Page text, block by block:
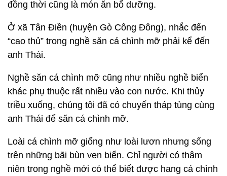
đồng thời cũng là món ăn bổ dưỡng.
Ở xã Tân Điền (huyện Gò Công Đông), nhắc đến
“cao thủ” trong nghề săn cá chình mỡ phải kể đến
anh Thái.
Nghề săn cá chình mỡ cũng như nhiều nghề biển
khác phụ thuộc rất nhiều vào con nước. Khi thủy
triều xuống, chúng tôi đã có chuyến tháp tùng cùng
anh Thái để săn cá chình mỡ.
Loài cá chình mỡ giống như loài lươn nhưng sống
trên những bãi bùn ven biển. Chỉ người có thâm
niên trong nghề mới có thể biết được hang cá chình